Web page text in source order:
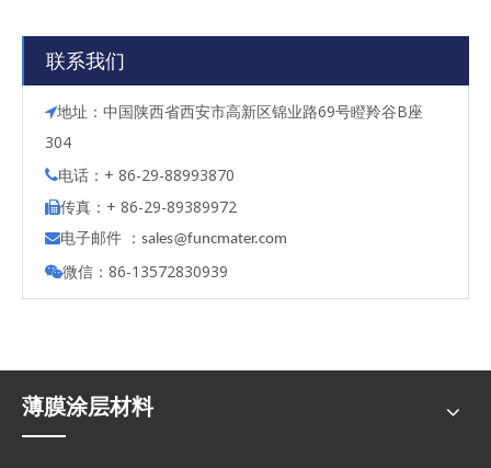
联系我们
地址：中国陕西省西安市高新区锦业路69号瞪羚谷B座
304
电话：+ 86-29-88993870
传真：+ 86-29-89389972
电子邮件 ： sales@funcmater.com
微信：86-13572830939
薄膜涂层材料